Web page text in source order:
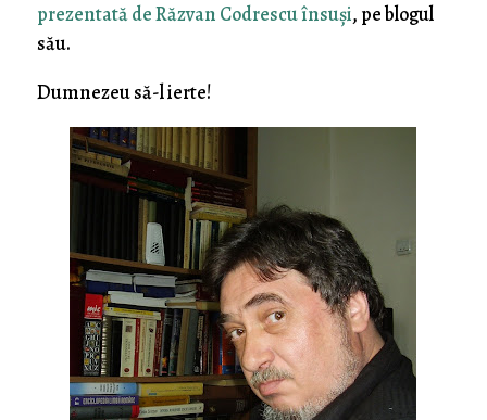
prezentată de Răzvan Codrescu însuşi, pe blogul
său.
Dumnezeu să-l ierte!